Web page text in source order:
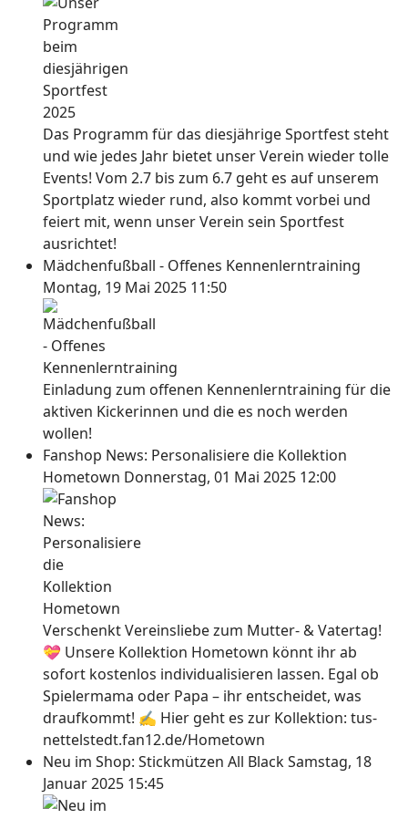
Das Programm für das diesjährige Sportfest steht
und wie jedes Jahr bietet unser Verein wieder tolle
Events! Vom 2.7 bis zum 6.7 geht es auf unserem
Sportplatz wieder rund, also kommt vorbei und
feiert mit, wenn unser Verein sein Sportfest
ausrichtet!
Mädchenfußball - Offenes Kennenlerntraining
Montag, 19 Mai 2025 11:50
Einladung zum offenen Kennenlerntraining für die
aktiven Kickerinnen und die es noch werden
wollen!
Fanshop News: Personalisiere die Kollektion
Hometown Donnerstag, 01 Mai 2025 12:00
Verschenkt Vereinsliebe zum Mutter- & Vatertag!
💝 Unsere Kollektion Hometown könnt ihr ab
sofort kostenlos individualisieren lassen. Egal ob
Spielermama oder Papa – ihr entscheidet, was
draufkommt! ✍ Hier geht es zur Kollektion: tus-
nettelstedt.fan12.de/Hometown
Neu im Shop: Stickmützen All BlackSamstag, 18
Januar 2025 15:45